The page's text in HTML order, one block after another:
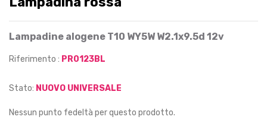
Lampadine alogene T10 WY5W W2.1x9.5d 12v
Riferimento : PR0123BL
Stato: NUOVO UNIVERSALE
Nessun punto fedeltà per questo prodotto.